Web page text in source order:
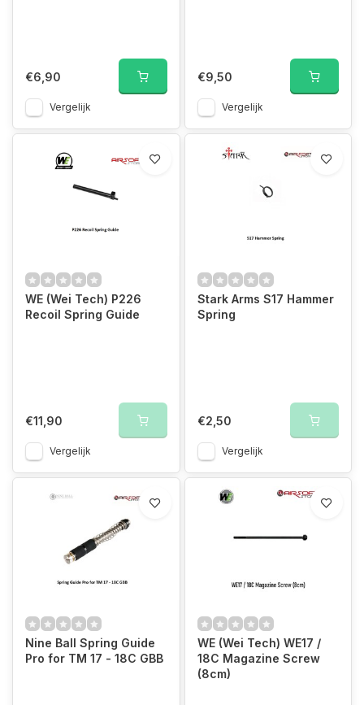
€6,90
Vergelijk
€9,50
Vergelijk
WE (Wei Tech) P226
Recoil Spring Guide
€11,90
Vergelijk
Stark Arms S17 Hammer
Spring
€2,50
Vergelijk
Nine Ball Spring Guide
Pro for TM 17 - 18C GBB
WE (Wei Tech) WE17 /
18C Magazine Screw
(8cm)